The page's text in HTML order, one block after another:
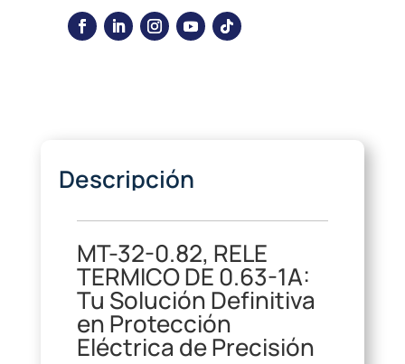
Descripción
MT-32-0.82, RELE
TERMICO DE0.63-1A:
Tu Solución Definitiva
en Protección
Eléctrica dePrecisión